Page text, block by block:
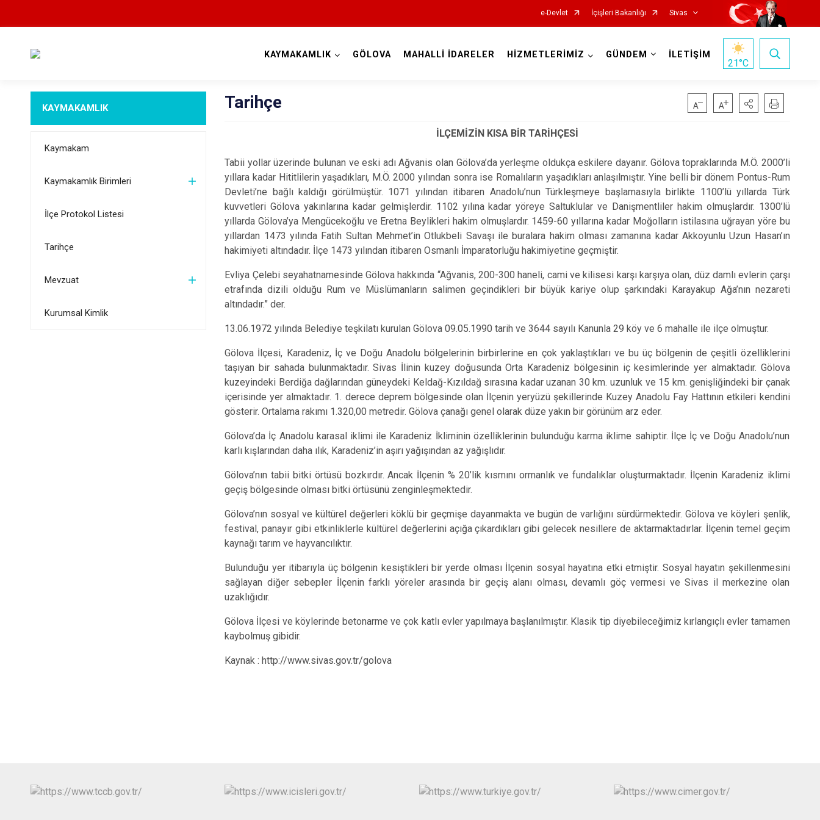
e-Devlet İçişleri Bakanlığı Sivas
Akıncılar
Altınyayla
Divriği
Doğanşar
Gölova
Hafik
İmranlı
Kangal
Koyulhisar
Ulaş
Zara
KAYMAKAMLIK GÖLOVA MAHALLİ İDARELER HİZMETLERİMİZ GÜNDEM İLETİŞİM
21°C
KAYMAKAMLIK
Kaymakam
Kaymakamlık Birimleri
İlçe Protokol Listesi
Tarihçe
Mevzuat
Kurumsal Kimlik
Tarihçe
İLÇEMİZİN KISA BİR TARİHÇESİ
Tabii yollar üzerinde bulunan ve eski adı Ağvanis olan Gölova’da yerleşme oldukça eskilere dayanır. Gölova topraklarında M.Ö. 2000’li
yıllara kadar Hititlilerin yaşadıkları, M.Ö. 2000 yılından sonra ise Romalıların yaşadıkları anlaşılmıştır. Yine belli bir dönem Pontus-Rum
Devleti’ne bağlı kaldığı görülmüştür. 1071 yılından itibaren Anadolu’nun Türkleşmeye başlamasıyla birlikte 1100’lü yıllarda Türk
kuvvetleri Gölova yakınlarına kadar gelmişlerdir. 1102 yılına kadar yöreye Saltuklular ve Danişmentliler hakim olmuşlardır. 1300’lü
yıllarda Gölova’ya Mengücekoğlu ve Eretna Beylikleri hakim olmuşlardır. 1459-60 yıllarına kadar Moğolların istilasına uğrayan yöre bu
yıllardan 1473 yılında Fatih Sultan Mehmet’in Otlukbeli Savaşı ile buralara hakim olması zamanına kadar Akkoyunlu Uzun Hasan’ın
hakimiyeti altındadır. İlçe 1473 yılından itibaren Osmanlı İmparatorluğu hakimiyetine geçmiştir.
Evliya Çelebi seyahatnamesinde Gölova hakkında “Ağvanis, 200-300 haneli, cami ve kilisesi karşı karşıya olan, düz damlı evlerin çarşı
etrafında dizili olduğu Rum ve Müslümanların salimen geçindikleri bir büyük kariye olup şarkındaki Karayakup Ağa’nın nezareti
altındadır.” der.
13.06.1972 yılında Belediye teşkilatı kurulan Gölova 09.05.1990 tarih ve 3644 sayılı Kanunla 29 köy ve 6 mahalle ile ilçe olmuştur.
Gölova İlçesi, Karadeniz, İç ve Doğu Anadolu bölgelerinin birbirlerine en çok yaklaştıkları ve bu üç bölgenin de çeşitli özelliklerini
taşıyan bir sahada bulunmaktadır. Sivas İlinin kuzey doğusunda Orta Karadeniz bölgesinin iç kesimlerinde yer almaktadır. Gölova
kuzeyindeki Berdiğa dağlarından güneydeki Keldağ-Kızıldağ sırasına kadar uzanan 30 km. uzunluk ve 15 km. genişliğindeki bir çanak
içerisinde yer almaktadır. 1. derece deprem bölgesinde olan İlçenin yeryüzü şekillerinde Kuzey Anadolu Fay Hattının etkileri kendini
gösterir. Ortalama rakımı 1.320,00 metredir. Gölova çanağı genel olarak düze yakın bir görünüm arz eder.
Gölova’da İç Anadolu karasal iklimi ile Karadeniz İkliminin özelliklerinin bulunduğu karma iklime sahiptir. İlçe İç ve Doğu Anadolu’nun
karlı kışlarından daha ılık, Karadeniz’in aşırı yağışından az yağışlıdır.
Gölova’nın tabii bitki örtüsü bozkırdır. Ancak İlçenin % 20’lik kısmını ormanlık ve fundalıklar oluşturmaktadır. İlçenin Karadeniz iklimi
geçiş bölgesinde olması bitki örtüsünü zenginleşmektedir.
Gölova’nın sosyal ve kültürel değerleri köklü bir geçmişe dayanmakta ve bugün de varlığını sürdürmektedir. Gölova ve köyleri şenlik,
festival, panayır gibi etkinliklerle kültürel değerlerini açığa çıkardıkları gibi gelecek nesillere de aktarmaktadırlar. İlçenin temel geçim
kaynağı tarım ve hayvancılıktır.
Bulunduğu yer itibarıyla üç bölgenin kesiştikleri bir yerde olması İlçenin sosyal hayatına etki etmiştir. Sosyal hayatın şekillenmesini
sağlayan diğer sebepler İlçenin farklı yöreler arasında bir geçiş alanı olması, devamlı göç vermesi ve Sivas il merkezine olan
uzaklığıdır.
Gölova İlçesi ve köylerinde betonarme ve çok katlı evler yapılmaya başlanılmıştır. Klasik tip diyebileceğimiz kırlangıçlı evler tamamen
kaybolmuş gibidir.
Kaynak : http://www.sivas.gov.tr/golova